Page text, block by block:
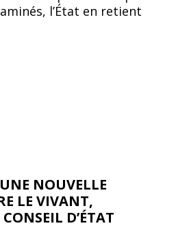
l’État en retient
NOUVELLE
LE VIVANT,
D’ÉTAT